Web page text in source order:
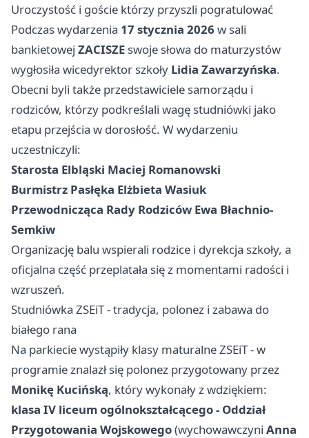
Uroczystość i goście którzy przyszli pogratulować
Podczas wydarzenia 17 stycznia 2026 w sali
bankietowej ZACISZE swoje słowa do maturzystów
wygłosiła wicedyrektor szkoły Lidia Zawarzyńska.
Obecni byli także przedstawiciele samorządu i
rodziców, którzy podkreślali wagę studniówki jako
etapu przejścia w dorosłość. W wydarzeniu
uczestniczyli:
Starosta Elbląski Maciej Romanowski
Burmistrz Pasłęka Elżbieta Wasiuk
Przewodnicząca Rady Rodziców Ewa Błachnio-
Semkiw
Organizację balu wspierali rodzice i dyrekcja szkoły, a
oficjalna część przeplatała się z momentami radości i
wzruszeń.
Studniówka ZSEiT - tradycja, polonez i zabawa do
białego rana
Na parkiecie wystąpiły klasy maturalne ZSEiT - w
programie znalazł się polonez przygotowany przez
Monikę Kucińską, który wykonały z wdziękiem:
klasa IV liceum ogólnokształcącego - Oddział
Przygotowania Wojskowego(wychowawczyni Anna